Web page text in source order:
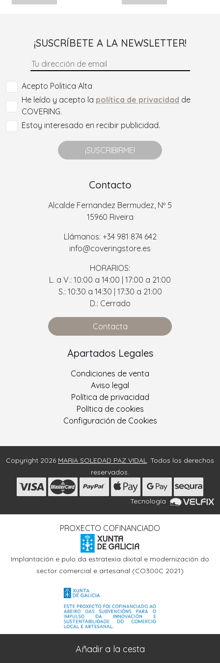
¡SUSCRÍBETE A LA NEWSLETTER!
Acepto Politica Alta
He leído y acepto la política de privacidad de
COVERING.
Estoy interesado en recibir publicidad.
¡SUSCRIBIRME!
Contacto
Alcalde Fernandez Bermudez, Nº 5
15960 Riveira
Llámanos: +34 981 874 642
info@coveringstore.es
HORARIOS:
L. a V.: 10:00 a 14:00 | 17:00 a 21:00
S.: 10:30 a 14:30 | 17:30 a 21:00
D.: Cerrado
Contacta
Apartados Legales
Condiciones de venta
Aviso legal
Política de privacidad
Política de cookies
Configuración de Cookies
Copyright 2026 MARIA SOLEDAD PAZ VIDAL
. Todos los derechos
reservados.
Tecnología
PROXECTO COFINANCIADO
Implantación e pulo da estratexia dixital e modernización do
sector comercial e artesanal (CO300C 2021)